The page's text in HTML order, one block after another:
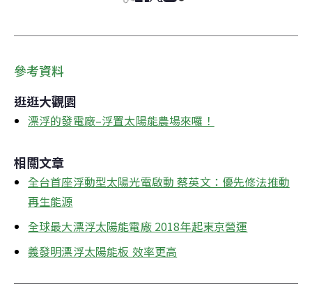
參考資料
逛逛大觀園
漂浮的發電廠–浮置太陽能農場來囉！
相關文章
全台首座浮動型太陽光電啟動 蔡英文：優先修法推動
再生能源
全球最大漂浮太陽能電廠 2018年起東京營運
義發明漂浮太陽能板 效率更高